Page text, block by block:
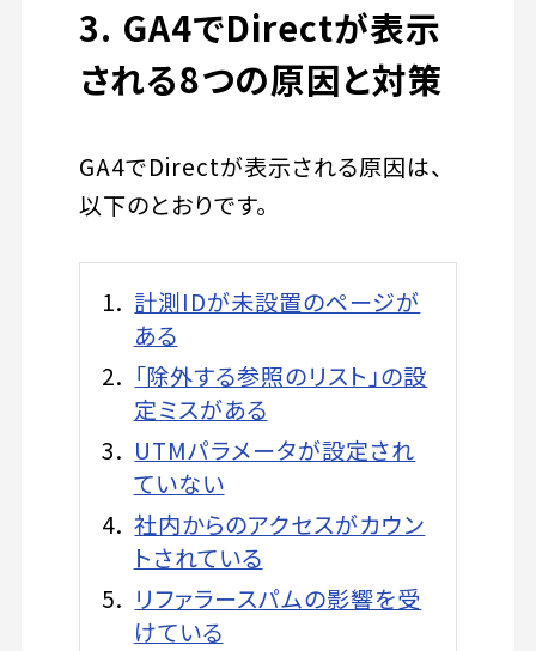
3. GA4でDirectが表示
される8つの原因と対策
GA4でDirectが表示される原因は、
以下のとおりです。
計測IDが未設置のページが
ある
「除外する参照のリスト」の設
定ミスがある
UTMパラメータが設定され
ていない
社内からのアクセスがカウン
トされている
リファラースパムの影響を受
けている